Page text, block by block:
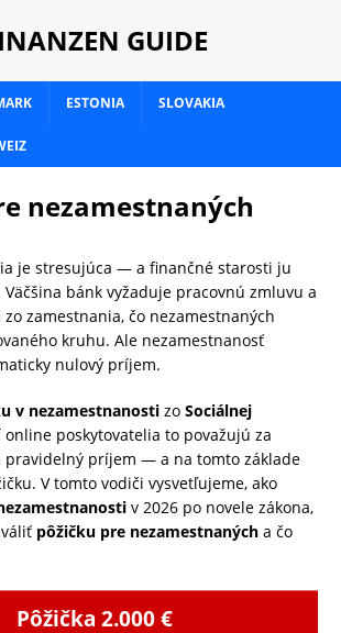
GUIDE
ESTONIA SLOVAKIA
nezamestnaných
je stresujúca — a finančné starosti ju
bánk vyžaduje pracovnú zmluvu a
zamestnania, čo nezamestnaných
kruhu. Ale nezamestnanosť
nulový príjem.
v nezamestnanosti zo Sociálnej
online poskytovatelia to považujú za
pravidelný príjem — a na tomto základe
V tomto vodiči vysvetľujeme, ako
v 2026 po novele zákona,
pôžičku pre nezamestnaných a čo
Pôžička 2.000 €